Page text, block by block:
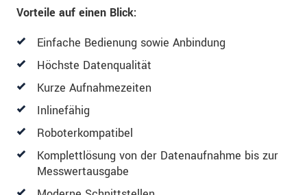
Vorteile auf einen Blick:
Einfache Bedienung sowie Anbindung
Höchste Datenqualität
Kurze Aufnahmezeiten
Inlinefähig
Roboterkompatibel
Komplettlösung von der Datenaufnahme bis zur
Messwertausgabe